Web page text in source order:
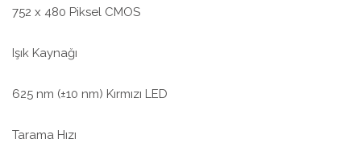
752 x 480 Piksel CMOS
Işık Kaynağı
625 nm (±10 nm) Kırmızı LED
Tarama Hızı